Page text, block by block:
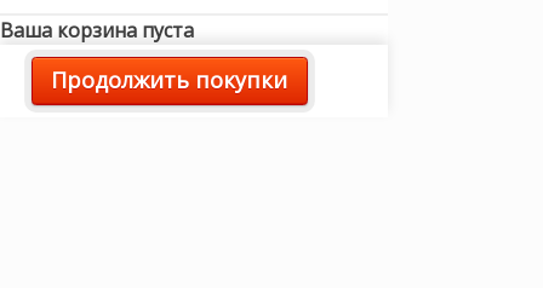
Ваша корзина пуста
Продолжить покупки